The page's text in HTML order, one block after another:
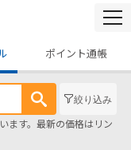
ポイント通帳
絞り込み
ます。最新の価格はリン